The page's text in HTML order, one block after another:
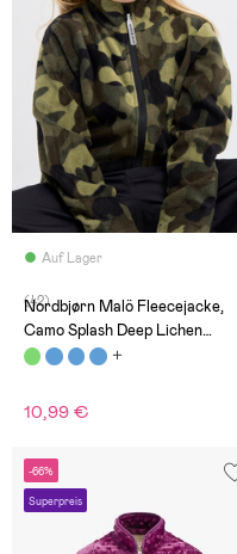
Auf Lager
(42)
Nordbjørn Malö Fleecejacke,
Camo Splash Deep Lichen
Green
10,99 €
-66%
Superpreis